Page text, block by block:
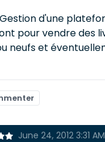
d'une
pour vendre des
neufs et
June 24, 2012 3:31 AM